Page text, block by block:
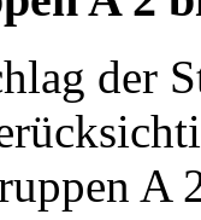
der
A